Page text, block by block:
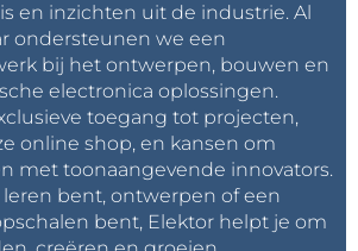
en inzichten uit de industrie. Al
ondersteunen we een
bij het ontwerpen, bouwen en
electronica oplossingen.
toegang tot projecten,
online shop, en kansen om
met toonaangevende innovators.
leren bent, ontwerpen of een
bent, Elektor helpt je om